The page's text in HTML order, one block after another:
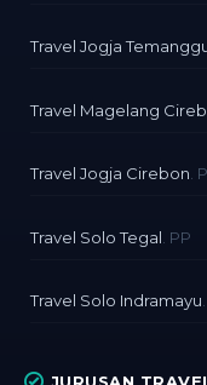
Travel Jogja
Travel Magelang
Travel Jogja Cirebon.
Travel Solo Tegal . PP
Travel Solo Indramayu